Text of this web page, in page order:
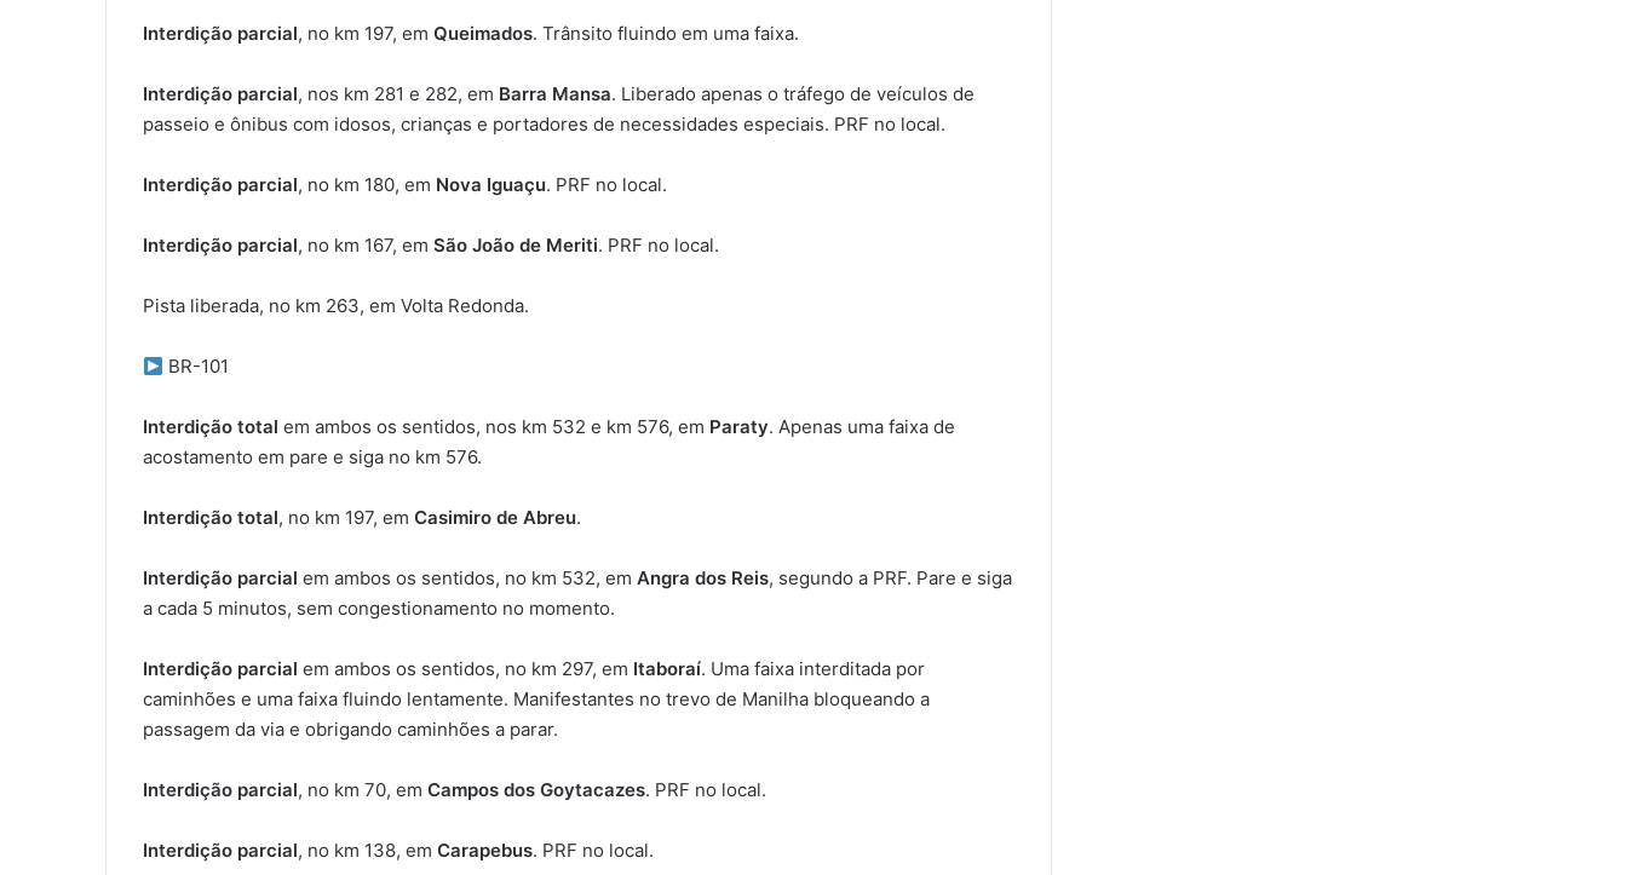
Interdição parcial, no km 197, em Queimados. Trânsito fluindo em uma faixa.
Interdição parcial, nos km 281 e 282, em Barra Mansa. Liberado apenas o tráfego de veículos de
passeio e ônibus com idosos, crianças e portadores de necessidades especiais. PRF no local.
Interdição parcial, no km 180, em Nova Iguaçu. PRF no local.
Interdição parcial, no km 167, em São João de Meriti. PRF no local.
Pista liberada, no km 263, em Volta Redonda.
BR-101
Interdição total em ambos os sentidos, nos km 532 e km 576, em Paraty. Apenas uma faixa de
acostamento em pare e siga no km 576.
Interdição total, no km 197, em Casimiro de Abreu.
Interdição parcial em ambos os sentidos, no km 532, em Angra dos Reis, segundo a PRF. Pare e siga
a cada 5 minutos, sem congestionamento no momento.
Interdição parcial em ambos os sentidos, no km 297, em Itaboraí. Uma faixa interditada por
caminhões e uma faixa fluindo lentamente. Manifestantes no trevo de Manilha bloqueando a
passagem da via e obrigando caminhões a parar.
Interdição parcial, no km 70, em Campos dos Goytacazes. PRF no local.
Interdição parcial, no km 138, em Carapebus. PRF no local.